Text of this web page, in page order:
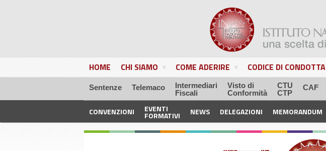
HOME CHI SIAMO COME ADERIRE CODICE DI CONDOTTA
Sentenze Telemaco
Intermediari
Fiscali
Visto di
Conformità
CTU
CTP
CAF
CONVENZIONI EVENTI
FORMATIVI NEWS DELEGAZIONI MEMORANDUM